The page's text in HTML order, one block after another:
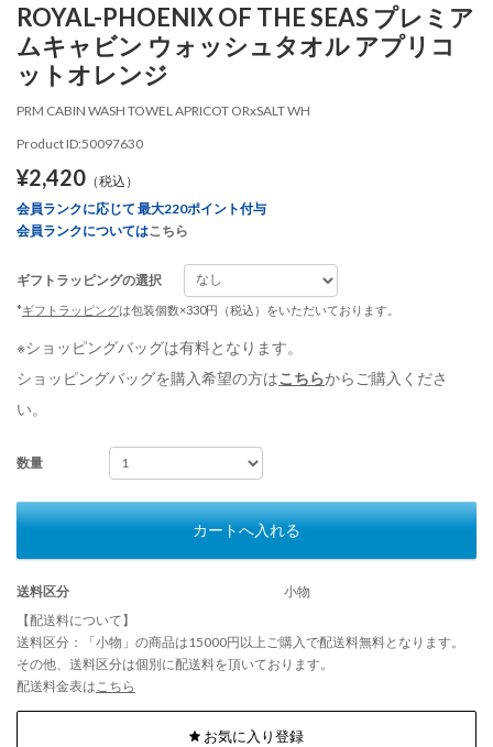
ROYAL-PHOENIX OF THE SEAS プレミア
ムキャビン ウォッシュタオル アプリコ
ットオレンジ
PRM CABIN WASH TOWEL APRICOT ORxSALT WH
Product ID:50097630
¥2,420 （税込）
会員ランクに応じて 最大220ポイント付与
会員ランクについてはこちら
ギフトラッピングの選択
*ギフトラッピングは包装個数×330円（税込）をいただいております。
※ショッピングバッグは有料となります。
ショッピングバッグを購入希望の方はこちらからご購入くださ
い。
数量
カートへ入れる
送料区分
小物
【配送料について】
送料区分：「小物」の商品は15000円以上ご購入で配送料無料となります。
その他、送料区分は個別に配送料を頂いております。
配送料金表は こちら
お気に入り登録